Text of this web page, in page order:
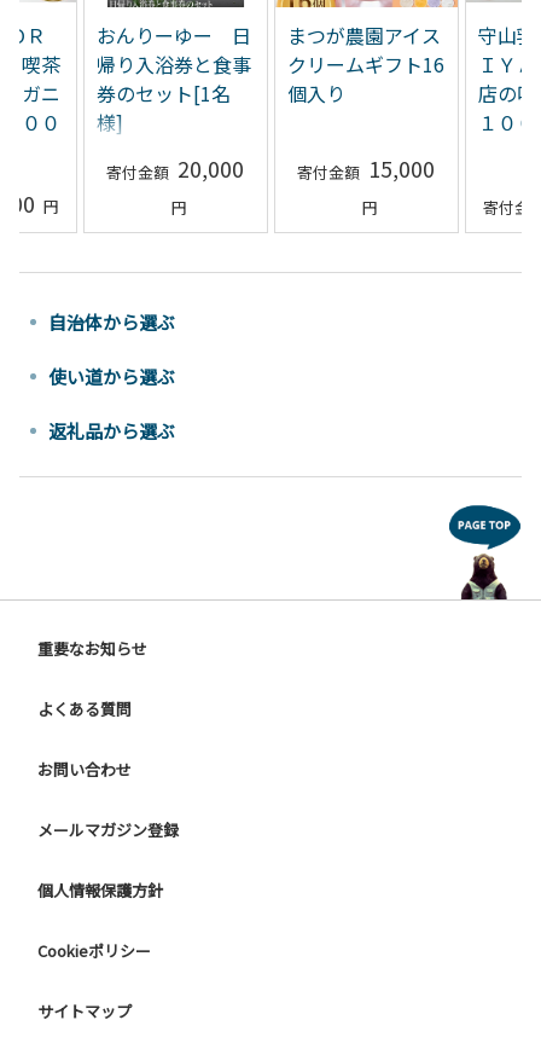
Ｒ
喫茶
ガニ
００
おんりーゆー 日
帰り入浴券と食事
券のセット[1名
様]
20,000
まつが農園アイス
クリームギフト16
個入り
15,000
守山
ＩＹ
店の
１０
自治体から選ぶ
使い道から選ぶ
返礼品から選ぶ
重要なお知らせ
よくある質問
お問い合わせ
メールマガジン登録
個人情報保護方針
Cookieポリシー
サイトマップ